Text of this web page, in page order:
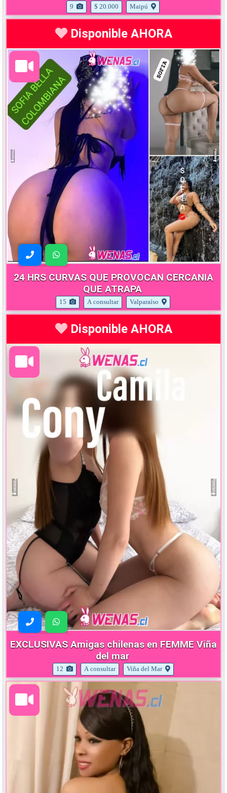
9 $ 20.000 Maipú
Disponible AHORA
24 HRS CURVAS QUE PROVOCAN CERCANIA
QUE ATRAPA
15 A consultar Valparaíso
Disponible AHORA
EXCLUSIVAS Amigas chilenas en FEMME Viña
del mar
12 A consultar Viña del Mar